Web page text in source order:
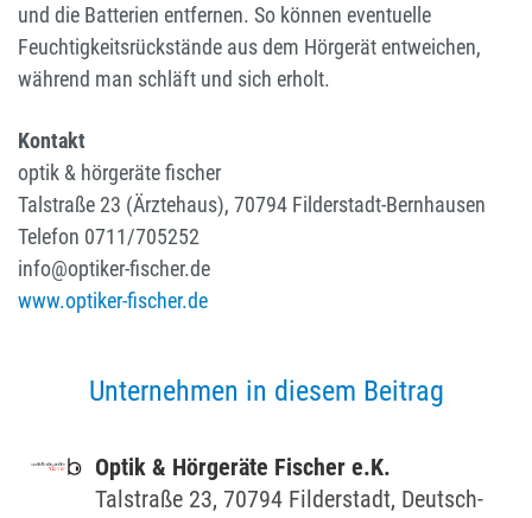
und die Batterien entfernen. So können eventuelle
Feuchtigkeitsrückstände aus dem Hörgerät entweichen,
während man schläft und sich erholt.
Kontakt
optik & hörgeräte fischer
Talstraße 23 (Ärztehaus), 70794 Filderstadt-Bernhausen
Telefon 0711/705252
info@optiker-fischer.de
www.optiker-fischer.de
Unternehmen in diesem Beitrag
Optik & Hörge­räte Fischer e.K.
Talstraße 23, 70794 Filder­stadt, Deutsch­